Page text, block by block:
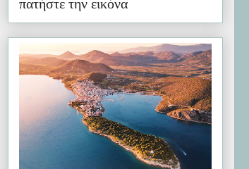
πατήστε την εικόνα